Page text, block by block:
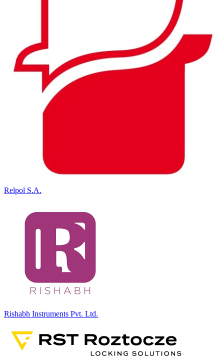
Relpol S.A.
Rishabh Instruments Pvt. Ltd.